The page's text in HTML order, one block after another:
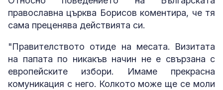
православна църква Борисов коментира, че тя
сама преценява действията си.
"Правителството отиде на месата. Визитата
на папата по никакъв начин не е свързана с
европейските избори. Имаме прекрасна
комуникация с него. Колкото може ще се моли